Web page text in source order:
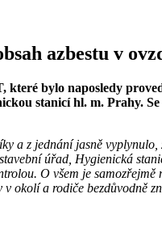
azbestu v
bylo naposledy
stanicí hl. m. Prahy.
a z jednání jasně
stavební úřad, Hygienická
O všem je samozřejmě
v okolí a rodiče bezdůvodně